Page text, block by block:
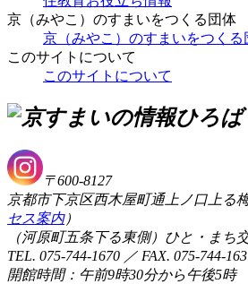
京（みやこ）のすまいをつくる団体
京（みやこ）のすまいをつくる
このサイトについて
このサイトについて
〒600-8127
京都市下京区西木屋町通上ノ口上る
セス案内）
（河原町五条下る東側）ひと・ま
TEL. 075-744-1670 ／ FAX. 075-744-
開館時間：午前9時30分から午後5時